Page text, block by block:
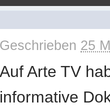
Geschrieben 25
Auf Arte TV
informative